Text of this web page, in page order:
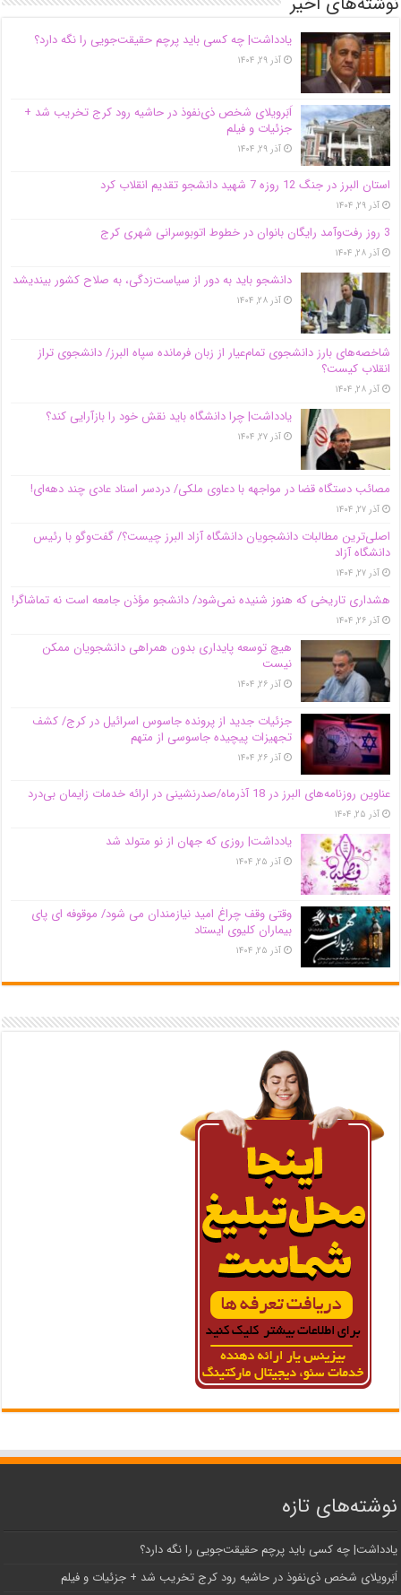
یادداشت| ‌چه کسی باید پرچم حقیقت‌جویی را نگه دارد؟
آذر ۲۹, ۱۴۰۴
اَبَر‌ویلای شخص ذی‌نفوذ در حاشیه‌ رود کرج تخریب شد +
جزئیات و فیلم
آذر ۲۹, ۱۴۰۴
استان البرز در جنگ 12 روزه 7 شهید دانشجو تقدیم انقلاب کرد
آذر ۲۹, ۱۴۰۴
3 روز رفت‌وآمد رایگان بانوان در خطوط اتوبوسرانی شهری کرج
آذر ۲۸, ۱۴۰۴
دانشجو باید به دور از سیاست‌زدگی، به صلاح کشور بیندیشد
آذر ۲۸, ۱۴۰۴
شاخصه‌های بارز دانشجوی تمام‌عیار از زبان فرمانده سپاه البرز/ دانشجوی تراز
انقلاب کیست؟
آذر ۲۸, ۱۴۰۴
یادداشت| چرا دانشگاه باید نقش خود را بازآرایی کند؟
آذر ۲۷, ۱۴۰۴
مصائب دستگاه قضا در مواجهه با دعاوی ملکی/ دردسر اسناد عادی چند‌ دهه‌ای!
آذر ۲۷, ۱۴۰۴
اصلی‌ترین مطالبات دانشجویان دانشگاه آزاد البرز چیست؟/ گفت‌وگو با رئیس
دانشگاه آز‌اد
آذر ۲۷, ۱۴۰۴
هشداری تاریخی که هنوز شنیده نمی‌شود/ دانشجو مؤذن جامعه است نه تماشاگر!
آذر ۲۶, ۱۴۰۴
هیچ توسعه پایداری بدون همراهی دانشجویان ممکن
نیست
آذر ۲۶, ۱۴۰۴
جزئیات جدید از پرونده جاسوس اسرائیل در کرج/‌ کشف
تجهیزات پیچیده جاسوسی از متهم
آذر ۲۶, ۱۴۰۴
عناوین روزنامه‌های البرز در ‌18 آذرماه/صدرنشینی در ارائه خدمات زایمان بی‌درد
آذر ۲۵, ۱۴۰۴
یادداشت| روزی که جهان از نو متولد شد
آذر ۲۵, ۱۴۰۴
وقتی وقف چراغ امید نیازمندان می شود/ موقوفه ای پای
بیماران کلیوی ایستاد
آذر ۲۵, ۱۴۰۴
نوشته‌های تازه
یادداشت| ‌چه کسی باید پرچم حقیقت‌جویی را نگه دارد؟
اَبَر‌ویلای شخص ذی‌نفوذ در حاشیه‌ رود کرج تخریب شد + جزئیات و فیلم